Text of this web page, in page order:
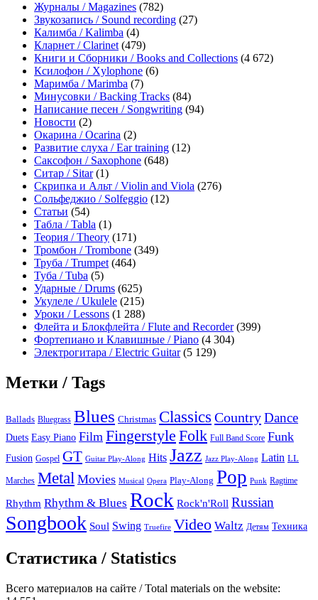
Журналы / Magazines (782)
Звукозапись / Sound recording (27)
Калимба / Kalimba (4)
Кларнет / Clarinet (479)
Книги и Сборники / Books and Collections (4 672)
Ксилофон / Xylophone (6)
Маримба / Marimba (7)
Минусовки / Backing Tracks (84)
Написание песен / Songwriting (94)
Новости (2)
Окарина / Ocarina (2)
Развитие слуха / Ear training (12)
Саксофон / Saxophone (648)
Ситар / Sitar(1)
Скрипка и Альт / Violin and Viola (276)
Сольфеджио / Solfeggio (12)
Статьи (54)
Табла / Tabla (1)
Теория / Theory (171)
Тромбон / Trombone (349)
Труба / Trumpet (464)
Туба / Tuba (5)
Ударные / Drums (625)
Укулеле / Ukulele (215)
Уроки / Lessons (1 288)
Флейта и Блокфлейта / Flute and Recorder(399)
Фортепиано и Клавишные / Piano (4 304)
Электрогитара / Electric Guitar(5 129)
Метки / Tags
Ballads Bluegrass Blues Christmas Classics CountryDance
Duets Easy Piano Film Fingerstyle Folk Full Band Score Funk
Fusion Gospel GT Guitar Play-Along Hits Jazz Jazz Play-Along Latin LL
Marches Metal Movies Musical Opera Play-Along Pop Punk Ragtime
Rhythm Rhythm & Blues Rock Rock'n'Roll Russian
Songbook Soul Swing Truefire Video Waltz Детям Техника
Статистика / Statistics
Всего материалов на сайте / Total materials on the website: